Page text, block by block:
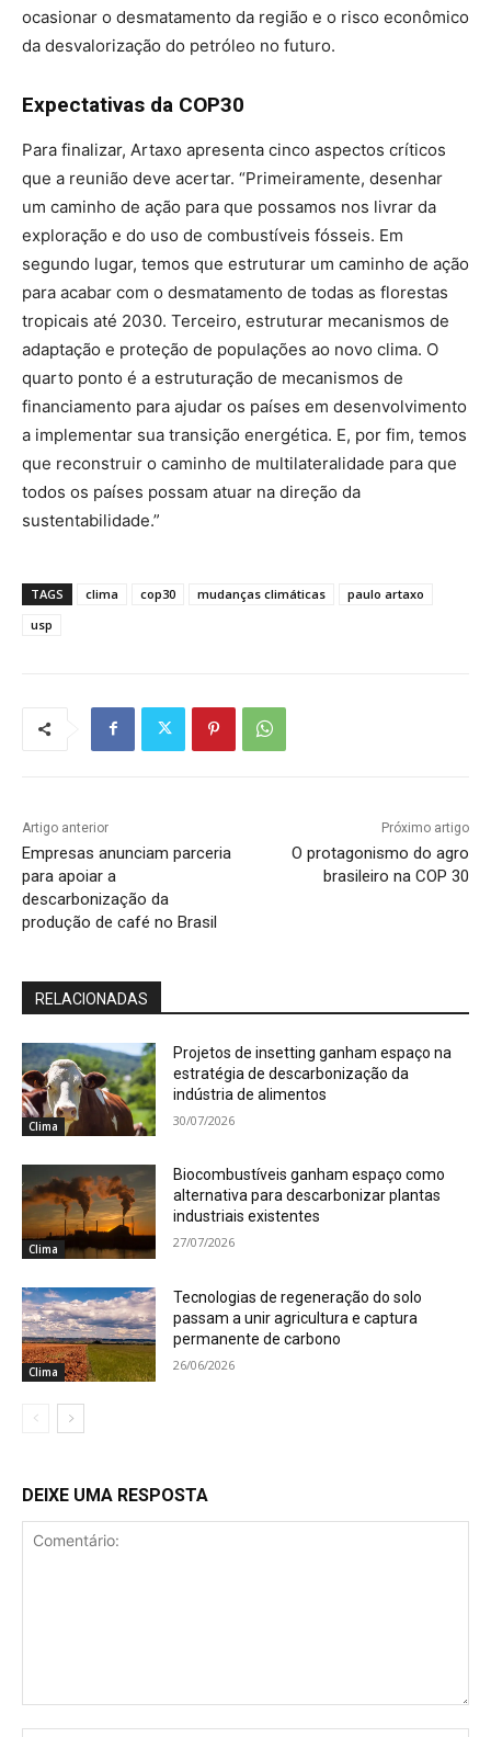
ocasionar o desmatamento da região e o risco econômico
da desvalorização do petróleo no futuro.
Expectativas da COP30
Para finalizar, Artaxo apresenta cinco aspectos críticos
que a reunião deve acertar. “Primeiramente, desenhar
um caminho de ação para que possamos nos livrar da
exploração e do uso de combustíveis fósseis. Em
segundo lugar, temos que estruturar um caminho de ação
para acabar com o desmatamento de todas as florestas
tropicais até 2030. Terceiro, estruturar mecanismos de
adaptação e proteção de populações ao novo clima. O
quarto ponto é a estruturação de mecanismos de
financiamento para ajudar os países em desenvolvimento
a implementar sua transição energética. E, por fim, temos
que reconstruir o caminho de multilateralidade para que
todos os países possam atuar na direção da
sustentabilidade.”
TAGS clima cop30 mudanças climáticas
paulo artaxo
usp
Artigo anterior
Empresas anunciam parceria
para apoiar a
descarbonização da
produção de café no Brasil
Próximo artigo
O protagonismo do agro
brasileiro na COP 30
RELACIONADAS
Clima
Projetos de insetting ganham espaço na
estratégia de descarbonização da
indústria de alimentos
30/07/2026
Clima
Biocombustíveis ganham espaço como
alternativa para descarbonizar plantas
industriais existentes
27/07/2026
Clima
Tecnologias de regeneração do solo
passam a unir agricultura e captura
permanente de carbono
26/06/2026
DEIXE UMA RESPOSTA